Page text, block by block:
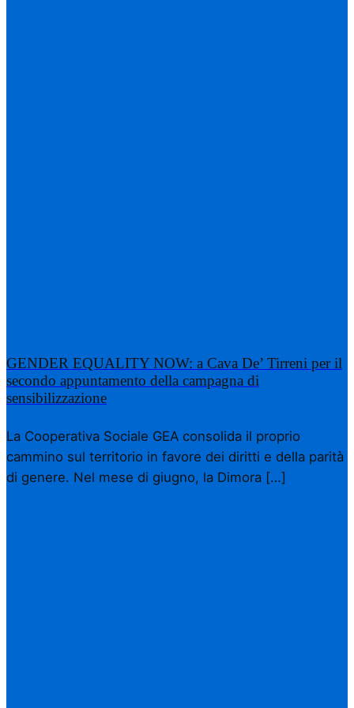
GENDER EQUALITY NOW: a Cava De’ Tirreni per il
secondo appuntamento della campagna di
sensibilizzazione
La Cooperativa Sociale GEA consolida il proprio
cammino sul territorio in favore dei diritti e della parità
di genere. Nel mese di giugno, la Dimora […]